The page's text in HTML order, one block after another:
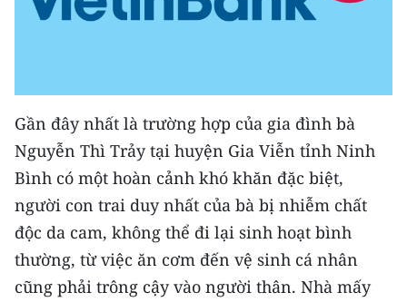
KIỂM CHỨNG THÔNG TIN
CHƯƠNG TRÌNH OCOP - MỖI XÃ
MỘT SẢN PHẨM
RADIO
MEDIA CENTER
Gần đây nhất là trường hợp của gia đình bà
Nguyễn Thì Trảy tại huyện Gia Viễn tỉnh Ninh
Bình có một hoàn cảnh khó khăn đặc biệt,
người con trai duy nhất của bà bị nhiễm chất
độc da cam, không thể đi lại sinh hoạt bình
thường, từ việc ăn cơm đến vệ sinh cá nhân
cũng phải trông cậy vào người thân. Nhà mấy